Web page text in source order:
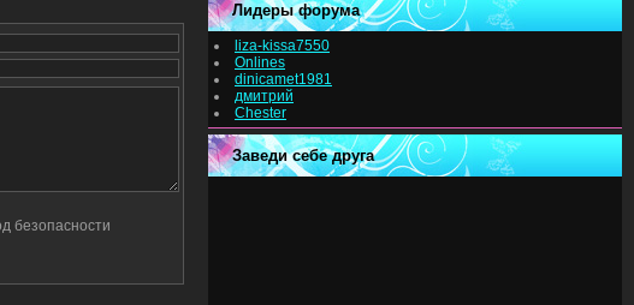
Лидеры форума
liza-kissa7550
Onlines
dinicamet1981
дмитрий
Chester
Заведи себе друга